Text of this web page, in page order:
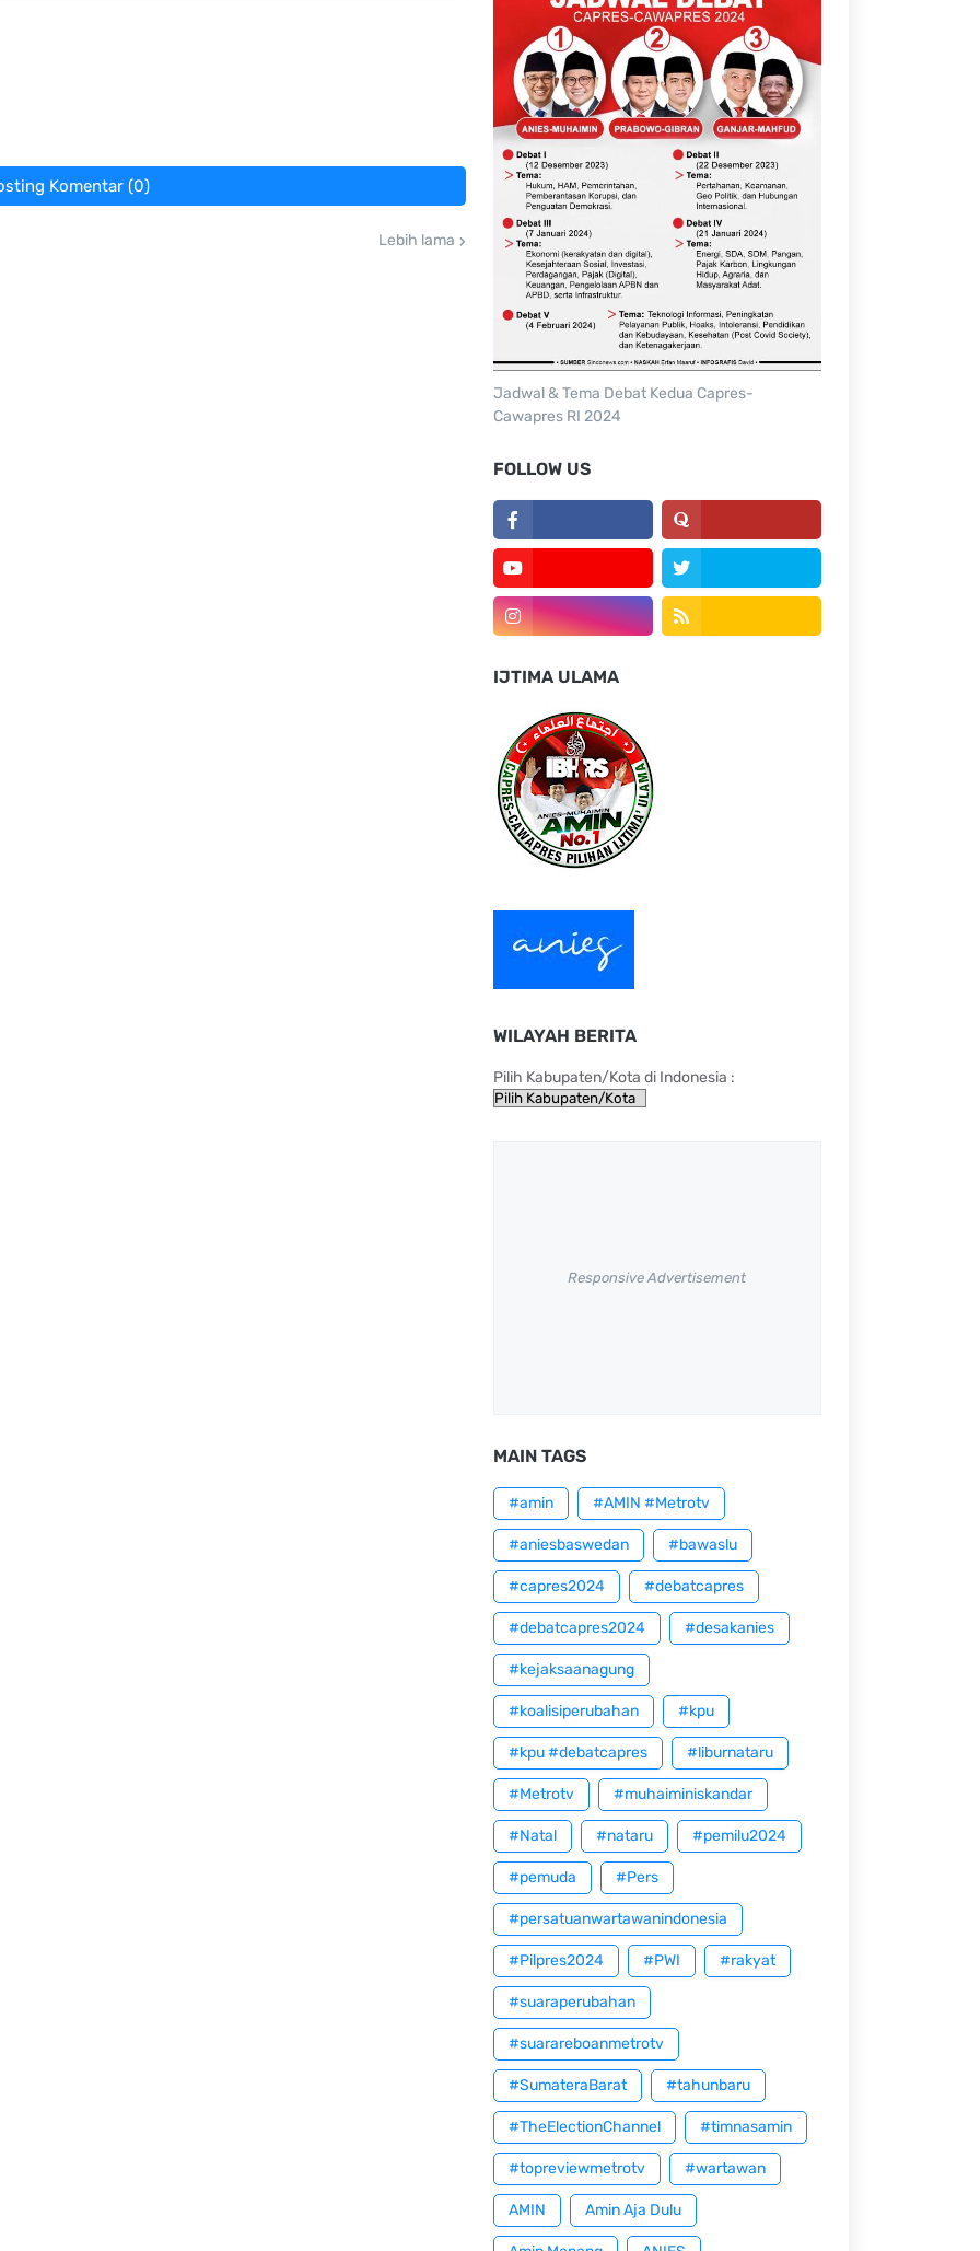
Komentar (0)
Lebih lama
Jadwal & Tema Debat Kedua Capres-
Cawapres RI 2024
FOLLOW US
IJTIMA ULAMA
WILAYAH BERITA
Pilih Kabupaten/Kota di Indonesia :
Responsive Advertisement
MAIN TAGS
#amin #AMIN #Metrotv
#aniesbaswedan #bawaslu
#capres2024 #debatcapres
#debatcapres2024 #desakanies
#kejaksaanagung
#koalisiperubahan #kpu
#kpu #debatcapres #liburnataru
#Metrotv #muhaiminiskandar
#Natal #nataru #pemilu2024
#pemuda #Pers
#persatuanwartawanindonesia
#Pilpres2024 #PWI #rakyat
#suaraperubahan
#suarareboanmetrotv
#SumateraBarat #tahunbaru
#TheElectionChannel #timnasamin
#topreviewmetrotv #wartawan
AMIN Amin Aja Dulu